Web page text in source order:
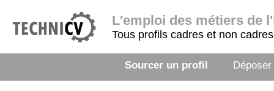
L'emploi des métiers de
Tous profils cadres et non cadres
Sourcer un profil